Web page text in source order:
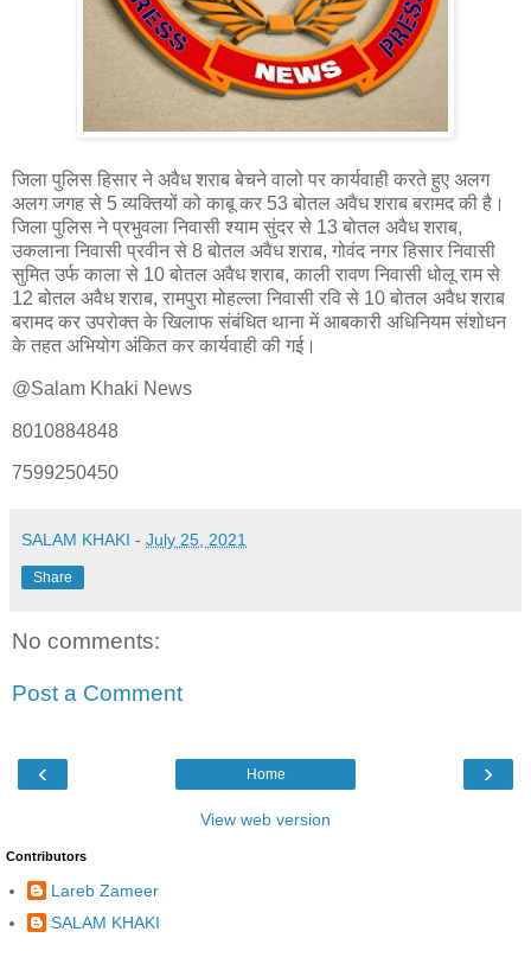
जिला पुलिस हिसार ने अवैध शराब बेचने वालो पर कार्यवाही करते हुए अलग
अलग जगह से 5 व्यक्तियों को काबू कर 53 बोतल अवैध शराब बरामद की है।
जिला पुलिस ने प्रभुवला निवासी श्याम सुंदर से 13 बोतल अवैध शराब,
उकलाना निवासी प्रवीन से 8 बोतल अवैध शराब, गोवंद नगर हिसार निवासी
सुमित उर्फ काला से 10 बोतल अवैध शराब, काली रावण निवासी धोलू राम से
12 बोतल अवैध शराब, रामपुरा मोहल्ला निवासी रवि से 10 बोतल अवैध शराब
बरामद कर उपरोक्त के खिलाफ संबंधित थाना में आबकारी अधिनियम संशोधन
के तहत अभियोग अंकित कर कार्यवाही की गई।
@Salam Khaki News
8010884848
7599250450
SALAM KHAKI - July 25, 2021
Share
No comments:
Post a Comment
‹ ›
Home
View web version
Contributors
Lareb Zameer
SALAM KHAKI